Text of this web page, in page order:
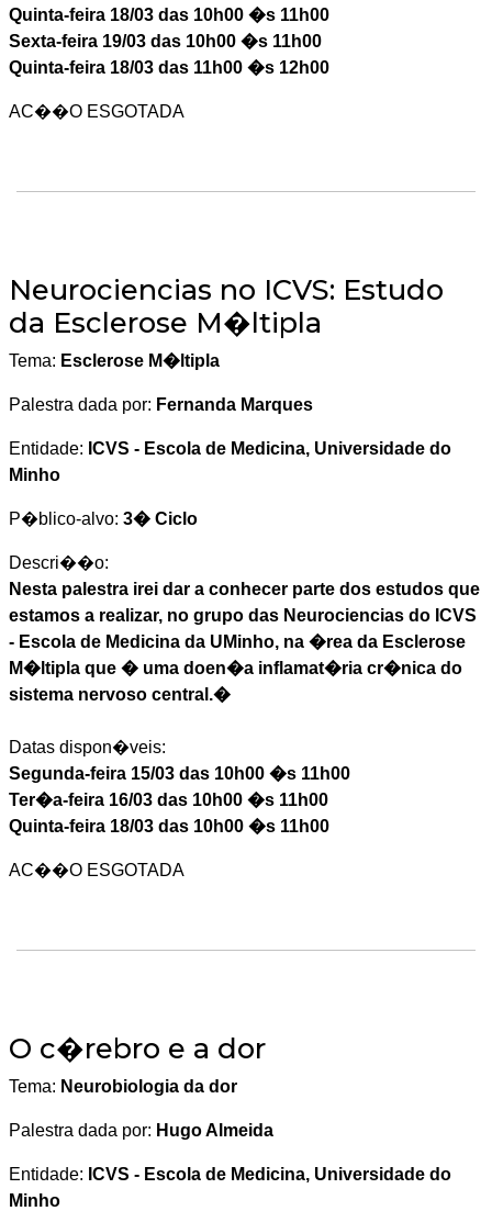
Quinta-feira 18/03 das 10h00 �s 11h00
Sexta-feira 19/03 das 10h00 �s 11h00
Quinta-feira 18/03 das 11h00 �s 12h00
AC��O ESGOTADA
Neurociencias no ICVS: Estudo
da Esclerose M�ltipla
Tema: Esclerose M�ltipla
Palestra dada por: Fernanda Marques
Entidade: ICVS - Escola de Medicina, Universidade do
Minho
P�blico-alvo: 3� Ciclo
Descri��o:
Nesta palestra irei dar a conhecer parte dos estudos que
estamos a realizar, no grupo das Neurociencias do ICVS
- Escola de Medicina da UMinho, na �rea da Esclerose
M�ltipla que � uma doen�a inflamat�ria cr�nica do
sistema nervoso central.�
Datas dispon�veis:
Segunda-feira 15/03 das 10h00 �s 11h00
Ter�a-feira 16/03 das 10h00 �s 11h00
Quinta-feira 18/03 das 10h00 �s 11h00
AC��O ESGOTADA
O c�rebro e a dor
Tema: Neurobiologia da dor
Palestra dada por: Hugo Almeida
Entidade: ICVS - Escola de Medicina, Universidade do
Minho